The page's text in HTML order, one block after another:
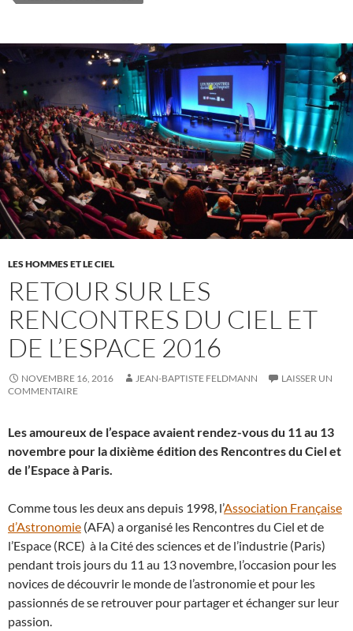
LES HOMMES ET LE CIEL
RETOUR SUR LES
RENCONTRES DU CIEL ET
DE L’ESPACE 2016
NOVEMBRE 16, 2016 JEAN-BAPTISTE FELDMANN
LAISSER UN
COMMENTAIRE
Les amoureux de l’espace avaient rendez-vous du 11 au 13
novembre pour la dixième édition des Rencontres du Ciel et
de l’Espace à Paris.
Comme tous les deux ans depuis 1998, l’Association Française
d’Astronomie (AFA) a organisé les Rencontres du Ciel et de
l’Espace (RCE) à la Cité des sciences et de l’industrie (Paris)
pendant trois jours du 11 au 13 novembre, l’occasion pour les
novices de découvrir le monde de l’astronomie et pour les
passionnés de se retrouver pour partager et échanger sur leur
passion.